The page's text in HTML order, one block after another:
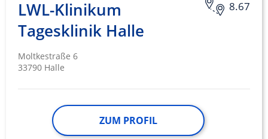
8.67
LWL-Klinikum
Tagesklinik Halle
Moltkestraße 6
33790 Halle
ZUM PROFIL